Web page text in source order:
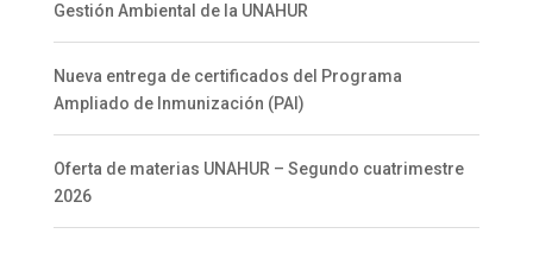
Gestión Ambiental de la UNAHUR
Nueva entrega de certificados del Programa
Ampliado de Inmunización (PAI)
Oferta de materias UNAHUR – Segundo cuatrimestre
2026